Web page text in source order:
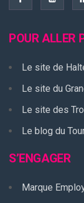
POUR ALLER
Le site de
Le site du
Le site des
Le blog du
S’ENGAGER
Marque